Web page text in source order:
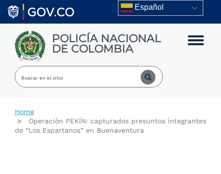
Skip to main content Español
POLICÍA NACIONAL
DE COLOMBIA Toggle
Home
Operación PEKÍN: capturados presuntos integrantes
de “Los Espartanos” en Buenaventura